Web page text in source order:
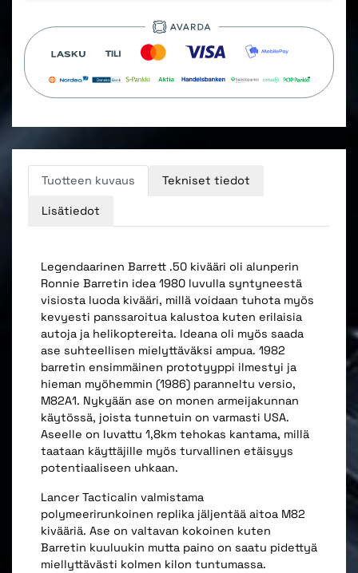
Tuotteen kuvaus Tekniset tiedot
Lisätiedot
Legendaarinen Barrett .50 kivääri oli alunperin
Ronnie Barretin idea 1980 luvulla syntyneestä
visiosta luoda kivääri, millä voidaan tuhota myös
kevyesti panssaroitua kalustoa kuten erilaisia
autoja ja helikoptereita. Ideana oli myös saada
ase suhteellisen mielyttäväksi ampua. 1982
barretin ensimmäinen prototyyppi ilmestyi ja
hieman myöhemmin (1986) paranneltu versio,
M82A1. Nykyään ase on monen armeijakunnan
käytössä, joista tunnetuin on varmasti USA.
Aseelle on luvattu 1,8km tehokas kantama, millä
taataan käyttäjille myös turvallinen etäisyys
potentiaaliseen uhkaan.
Lancer Tacticalin valmistama
polymeerirunkoinen replika jäljentää aitoa M82
kivääriä. Ase on valtavan kokoinen kuten
Barretin kuuluukin mutta paino on saatu pidettyä
miellyttävästi kolmen kilon tuntumassa.